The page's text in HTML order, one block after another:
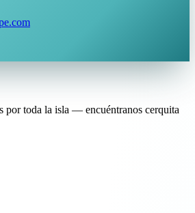
por toda la isla — encuéntranos cerquita